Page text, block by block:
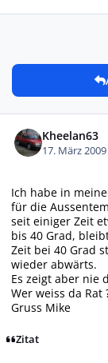
Kheelan63
17. März
Ich habe in
für die
seit einiger Zeit
bis 40 Grad,
Zeit bei 40 Grad
wieder abwärts.
Es zeigt aber nie
Wer weiss da Rat
Gruss Mike
Zitat